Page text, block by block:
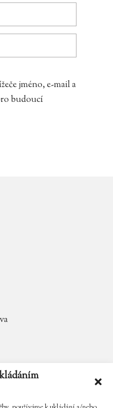
jméno, e-mail a
budoucí